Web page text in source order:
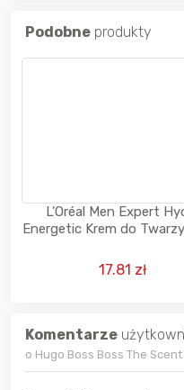
Podobne produkty
L'Oréal Men Expert
Energetic Krem do
17.81 zł
Komentarze
o Hugo Boss Boss The